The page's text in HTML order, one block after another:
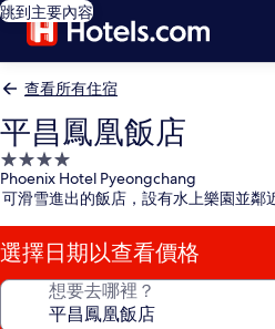
跳到主要內容
查看所有住宿
平昌鳳凰飯店
4.0
星
級
住
宿
Phoenix Hotel Pyeongchang
可滑雪進出的飯店，設有水上樂園並鄰
選擇日期以查看價格
想要去哪裡？